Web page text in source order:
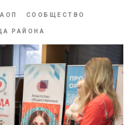
СООБЩЕСТВО
РАЙОНА